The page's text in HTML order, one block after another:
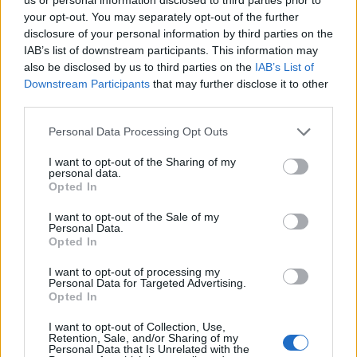
your opt-out. You may separately opt-out of the further
disclosure of your personal information by third parties on the
IAB’s list of downstream participants. This information may
also be disclosed by us to third parties on the IAB’s List of
Downstream Participants that may further disclose it to other
Personal Data Processing Opt Outs
I want to opt-out of the Sharing of my
personal data.
Opted In
I want to opt-out of the Sale of my
Personal Data.
Opted In
I want to opt-out of processing my
Personal Data for Targeted Advertising.
Opted In
I want to opt-out of Collection, Use,
Retention, Sale, and/or Sharing of my
Personal Data that Is Unrelated with the
Avenida de La Feria, Las Borreras y finalizará en la
parada del centro comercial Siete Palmas, en Pintor
Felo Monzón.
Una vez concluya el partido de la UD Las Palmas y el
Málaga, a las 19:00 horas aproximadamente, la parada
de regreso de la línea especial estará situada en la
aficionados unidades adicionales con destino al Teatro y
Puerto, que saldrán a medida de que completen su
oferta de plazas.
público para la asistencia a este evento deportivo. Por
ello recuerda que la concentración de aficionados en
sus vehículos particulares, hacia un mismo punto de la
colapso circulatorio en la zona, donde el transporte
público gozará de preferencia de paso.